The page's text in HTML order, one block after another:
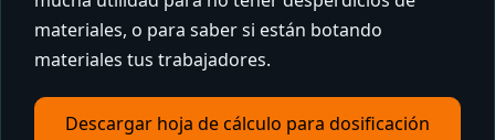
materiales, o para saber si están botando
materiales tus trabajadores.
Descargar hoja de cálculo para dosificación